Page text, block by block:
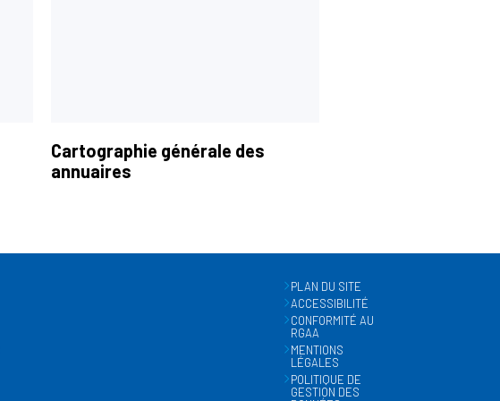
Cartographie générale des
annuaires
PLAN DU SITE
ACCESSIBILITÉ
CONFORMITÉ AU
RGAA
MENTIONS
LÉGALES
POLITIQUE DE
GESTION DES